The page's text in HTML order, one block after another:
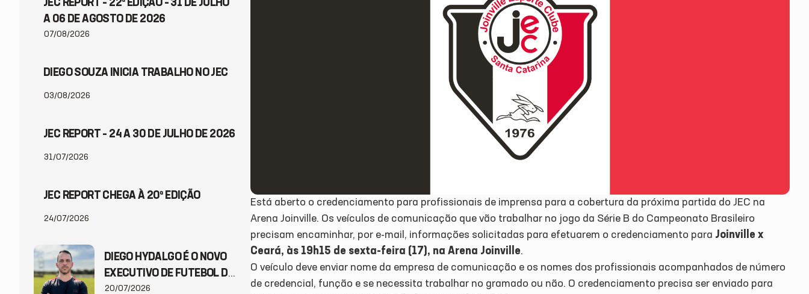
JEC REPORT – 22ª EDIÇÃO – 31 DE JULHO
A 06 DE AGOSTO DE 2026
07/08/2026
DIEGO SOUZA INICIA TRABALHO NO JEC
03/08/2026
JEC REPORT – 24 A 30 DE JULHO DE 2026
31/07/2026
JEC REPORT CHEGA À 20ª EDIÇÃO
24/07/2026
DIEGO HYDALGO É O NOVO
EXECUTIVO DE FUTEBOL DO
JEC
20/07/2026
Está aberto o credenciamento para profissionais de imprensa para a cobertura da próxima partida do JEC na
Arena Joinville. Os veículos de comunicação que vão trabalhar no jogo da Série B do Campeonato Brasileiro
precisam encaminhar, por e-mail, informações solicitadas para efetuarem o credenciamento para Joinville x
Ceará, às 19h15 de sexta-feira (17), na Arena Joinville.
O veículo deve enviar nome da empresa de comunicação e os nomes dos profissionais acompanhados de número
de credencial, função e se necessita trabalhar no gramado ou não. O credenciamento precisa ser enviado para